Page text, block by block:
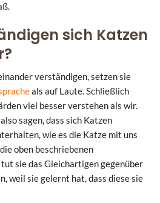
sich Katzen
verständigen, setzen sie
als auf Laute. Schließlich
viel besser verstehen als wir.
sagen, dass sich Katzen
wie es die Katze mit uns
oben beschriebenen
sie das Gleichartigen gegenüber
weil sie gelernt hat, dass diese sie